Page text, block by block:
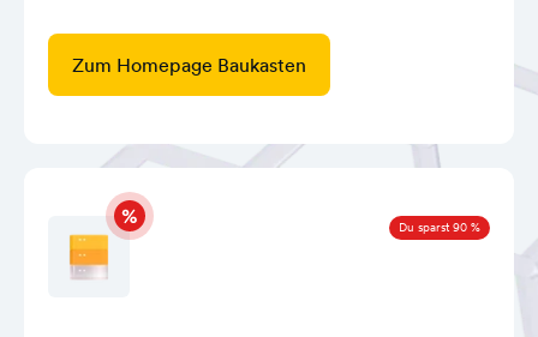
Zum Homepage Baukasten
Du sparst 90 %